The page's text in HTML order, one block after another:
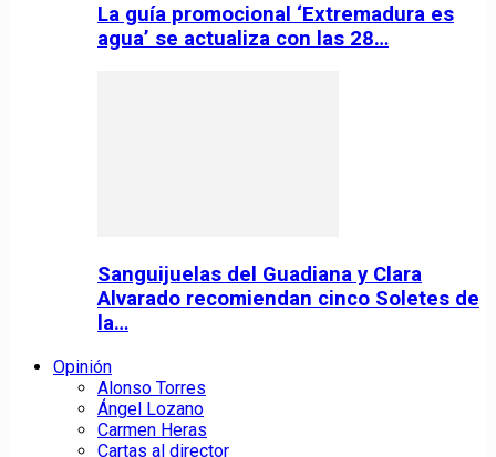
La guía promocional ‘Extremadura es
agua’ se actualiza con las 28…
Sanguijuelas del Guadiana y Clara
Alvarado recomiendan cinco Soletes de
la…
Opinión
Alonso Torres
Ángel Lozano
Carmen Heras
Cartas al director